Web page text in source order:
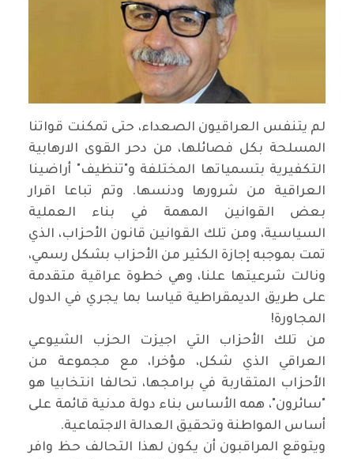
لم يتنفس العراقيون الصعداء، حتى تمكنت قواتنا
المسلحة بكل فصائلها، من دحر القوى الارهابية
التكفيرية بتسمياتها المختلفة و"تنظيف" أراضينا
العراقية من شرورها ودنسها. وتم تباعا اقرار
بعض القوانين المهمة في بناء العملية
السياسية، ومن تلك القوانين قانون الأحزاب، الذي
تمت بموجبه إجازة الكثير من الأحزاب بشكل رسمي،
ونالت شرعيتها علنا، وهي خطوة عراقية متقدمة
على طريق الديمقراطية قياسا بما يجري في الدول
المجاورة!
من تلك الأحزاب التي اجيزت الحزب الشيوعي
العراقي الذي شكل، مؤخرا، مع مجموعة من
الأحزاب المتقاربة في برامجها، تحالفا انتخابيا هو
"سائرون"، همه الأساس بناء دولة مدنية قائمة على
أساس المواطنة وتحقيق العدالة الاجتماعية.
ويتوقع المراقبون أن يكون لهذا التحالف حظ وافر